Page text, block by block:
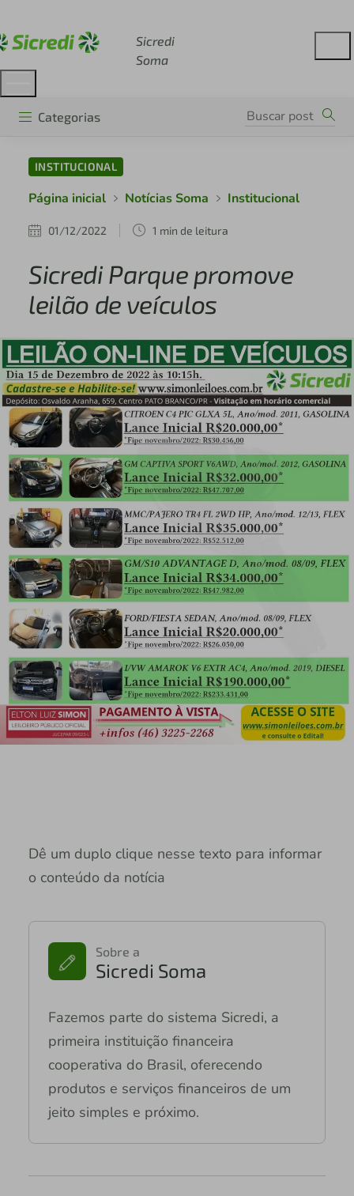
Sicredi
Soma
Categorias
INSTITUCIONAL
Página inicial Notícias Soma Institucional
01/12/2022 1 min de leitura
Sicredi Parque promove
leilão de veículos
Dê um duplo clique nesse texto para informar
o conteúdo da notícia
Sobre a
Sicredi Soma
Fazemos parte do sistema Sicredi, a
primeira instituição financeira
cooperativa do Brasil, oferecendo
produtos e serviços financeiros de um
jeito simples e próximo.